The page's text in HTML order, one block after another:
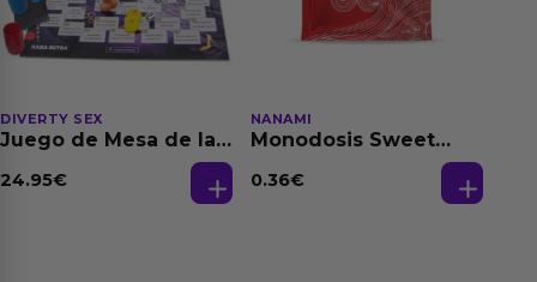
DIVERTY SEX
Juego de Mesa de las
24.95€
NANAMI
Monodosis Sweet
Base Agua 4 ml
0.36€